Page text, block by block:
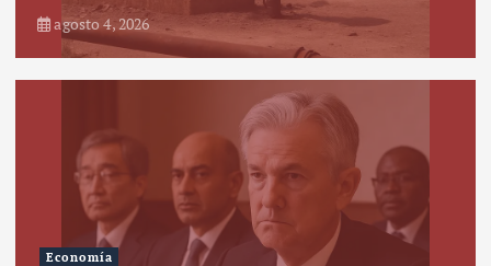
agosto 4, 2026
Economía